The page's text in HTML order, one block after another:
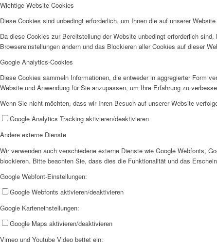
Jobs
Feedback
Wichtige Website Cookies
Diese Cookies sind unbedingt erforderlich, um Ihnen die auf unserer
Da diese Cookies zur Bereitstellung der Website unbedingt erforderlich
Browsereinstellungen ändern und das Blockieren aller Cookies auf dieser
Google Analytics-Cookies
Diese Cookies sammeln Informationen, die entweder in aggregierter Form
Website und Anwendung für Sie anzupassen, um Ihre Erfahrung zu
Wenn Sie nicht möchten, dass wir Ihren Besuch auf unserer Website
Google Analytics Tracking aktivieren/deaktivieren
Andere externe Dienste
Wir verwenden auch verschiedene externe Dienste wie Google Webfonts,
blockieren. Bitte beachten Sie, dass dies die Funktionalität und das
Google Webfont-Einstellungen:
Google Webfonts aktivieren/deaktivieren
Google Karteneinstellungen:
Google Maps aktivieren/deaktivieren
Vimeo und Youtube Video bettet ein: